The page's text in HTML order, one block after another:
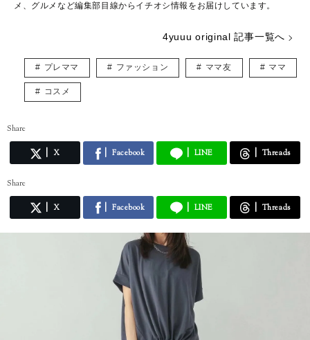
メ、グルメなど編集部目線からイチオシ情報をお届けしています。
4yuuu original 記事一覧へ
プレママ ファッション ママ友 ママ
コスメ
Share
X Facebook LINE Threads
Share
X Facebook LINE Threads